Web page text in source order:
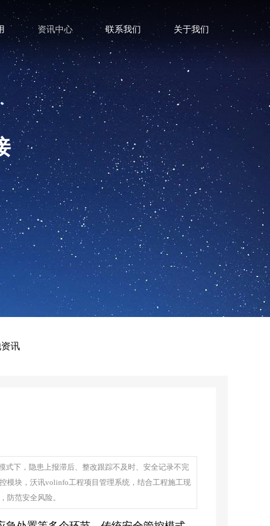
资讯中心 联系我们 关于我们
讯
式下，隐患上报滞后、整改跟踪不及时、安全记录不完
模块，沃讯volinfo工程项目管理系统，结合工程施工现
防范安全风险。